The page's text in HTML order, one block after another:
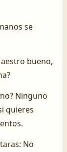
se
bueno,
Ninguno
quieres
No